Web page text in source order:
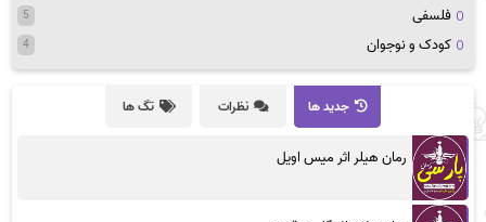
فلسفی 5
کودک و نوجوان 4
جدید ها نظرات تگ ها
رمان هیلر اثر میس اویل